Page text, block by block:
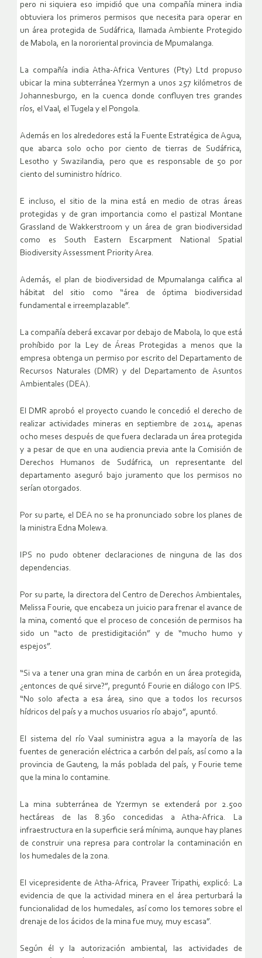
pero ni siquiera eso impidió que una compañía minera india
obtuviera los primeros permisos que necesita para operar en
un área protegida de Sudáfrica, llamada Ambiente Protegido
de Mabola, en la nororiental provincia de Mpumalanga.
La compañía india Atha-Africa Ventures (Pty) Ltd propuso
ubicar la mina subterránea Yzermyn a unos 257 kilómetros de
Johannesburgo, en la cuenca donde confluyen tres grandes
ríos, el Vaal, el Tugela y el Pongola.
Además en los alrededores está la Fuente Estratégica de Agua,
que abarca solo ocho por ciento de tierras de Sudáfrica,
Lesotho y Swazilandia, pero que es responsable de 50 por
ciento del suministro hídrico.
E incluso, el sitio de la mina está en medio de otras áreas
protegidas y de gran importancia como el pastizal Montane
Grassland de Wakkerstroom y un área de gran biodiversidad
como es South Eastern Escarpment National Spatial
Biodiversity Assessment Priority Area.
Además, el plan de biodiversidad de Mpumalanga califica al
hábitat del sitio como “área de óptima biodiversidad
fundamental e irreemplazable”.
La compañía deberá excavar por debajo de Mabola, lo que está
prohíbido por la Ley de Áreas Protegidas a menos que la
empresa obtenga un permiso por escrito del Departamento de
Recursos Naturales (DMR) y del Departamento de Asuntos
Ambientales (DEA).
El DMR aprobó el proyecto cuando le concedió el derecho de
realizar actividades mineras en septiembre de 2014, apenas
ocho meses después de que fuera declarada un área protegida
y a pesar de que en una audiencia previa ante la Comisión de
Derechos Humanos de Sudáfrica, un representante del
departamento aseguró bajo juramento que los permisos no
serían otorgados.
Por su parte, el DEA no se ha pronunciado sobre los planes de
la ministra Edna Molewa.
IPS no pudo obtener declaraciones de ninguna de las dos
dependencias.
Por su parte, la directora del Centro de Derechos Ambientales,
Melissa Fourie, que encabeza un juicio para frenar el avance de
la mina, comentó que el proceso de concesión de permisos ha
sido un “acto de prestidigitación” y de “mucho humo y
espejos”.
“Si va a tener una gran mina de carbón en un área protegida,
¿entonces de qué sirve?”, preguntó Fourie en diálogo con IPS.
“No solo afecta a esa área, sino que a todos los recursos
hídricos del país y a muchos usuarios río abajo”, apuntó.
El sistema del río Vaal suministra agua a la mayoría de las
fuentes de generación eléctrica a carbón del país, así como a la
provincia de Gauteng, la más poblada del país, y Fourie teme
que la mina lo contamine.
La mina subterránea de Yzermyn se extenderá por 2.500
hectáreas de las 8.360 concedidas a Atha-Africa. La
infraestructura en la superficie será mínima, aunque hay planes
de construir una represa para controlar la contaminación en
los humedales de la zona.
El vicepresidente de Atha-Africa, Praveer Tripathi, explicó: La
evidencia de que la actividad minera en el área perturbará la
funcionalidad de los humedales, así como los temores sobre el
drenaje de los ácidos de la mina fue muy, muy escasa”.
Según él y la autorización ambiental, las actividades de